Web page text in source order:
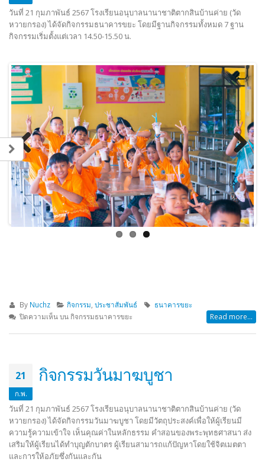
วันที่ 21 กุมภาพันธ์ 2567 โรงเรียนอนุบาลนานาชาติตากสินบ้านค่าย (วัด
หวายกรอง) ได้จัดกิจกรรมธนาคารขยะ โดยมีฐานกิจกรรมทั้งหมด 7 ฐาน
กิจกรรมเริ่มตั้งแต่เวลา 14.50-15.50 น.
Previous Next
By Nuchz กิจกรรม ,ประชาสัมพันธ์
ธนาคารขยะ
ปิดความเห็นบน กิจกรรมธนาคารขยะ Read more...
21
ก.พ.
กิจกรรมวันมาฆบูชา
วันที่ 21 กุมภาพันธ์ 2567 โรงเรียนอนุบาลนานาชาติตากสินบ้านค่าย (วัด
หวายกรอง) ได้จัดกิจกรรมวันมาฆบูชา โดยมีวัตถุประสงค์เพื่อให้ผู้เรียนมี
ความรู้ความเข้าใจ เห็นคุณค่าในหลักธรรม คำสอนของพระพุทธศาสนา ส่ง
เสริมให้ผู้เรียนได้ทำบุญตักบาตร ผู้เรียนสามารถแก้ปัญหาโดยใช้จิตเมตตา
และการให้อภัยซึ่งกันและกัน